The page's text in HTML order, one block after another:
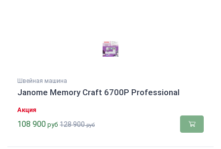
Швейная машина
Janome Memory Craft 6700P Professional
Акция
108 900 руб 128 900руб